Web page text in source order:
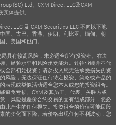
(SC) Ltd、CXM Direct LLC及CXM
体提供。
LLC 及 CXM Securities LLC 不向以下地
国、古巴、香港、伊朗、利比亚、缅甸、朝
、美国和也门。
具有较高风险，未必适合所有投资者。在决
、经验水平和风险承受能力。过往业绩并不代
全部初始投资；请勿投入您无法承受损失的资
风险，无法保证任何特定投资、策略或产品的
表现或类似活动适合您本人或您的投资组合。
避免亏损。CXM及其员工、代表、关联方或
，风险是差价合约交易的固有组成部分，您必
此产生的任何损失。投资组合的价值可能因股
的变化而下降。若价格出现任何不利波动，您